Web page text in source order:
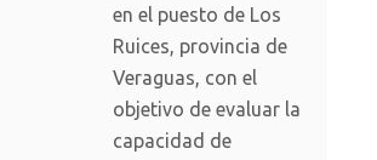
en el puesto de Los
Ruices, provincia de
Veraguas, con el
objetivo de evaluar la
capacidad de